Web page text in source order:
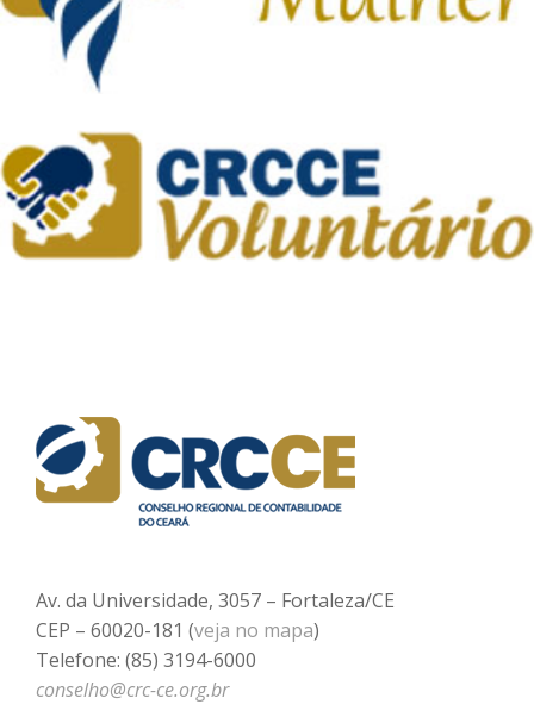
Av. da Universidade, 3057 – Fortaleza/CE
CEP – 60020-181 (veja no mapa)
Telefone: (85) 3194-6000
conselho@crc-ce.org.br